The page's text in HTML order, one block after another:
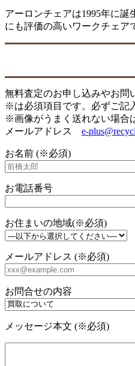
アーロンチェアは1995年に
にも評価の高いワークチェア
無料査定のお申し込みやお問
※は必須項目です。必ずご記
※画像がうまく送れない場合
メールアドレス e-
お名前 (※必須)
お電話番号
お住まいの地域(※必須)
メールアドレス (※必須)
お問合せの内容
メッセージ本文 (※必須)